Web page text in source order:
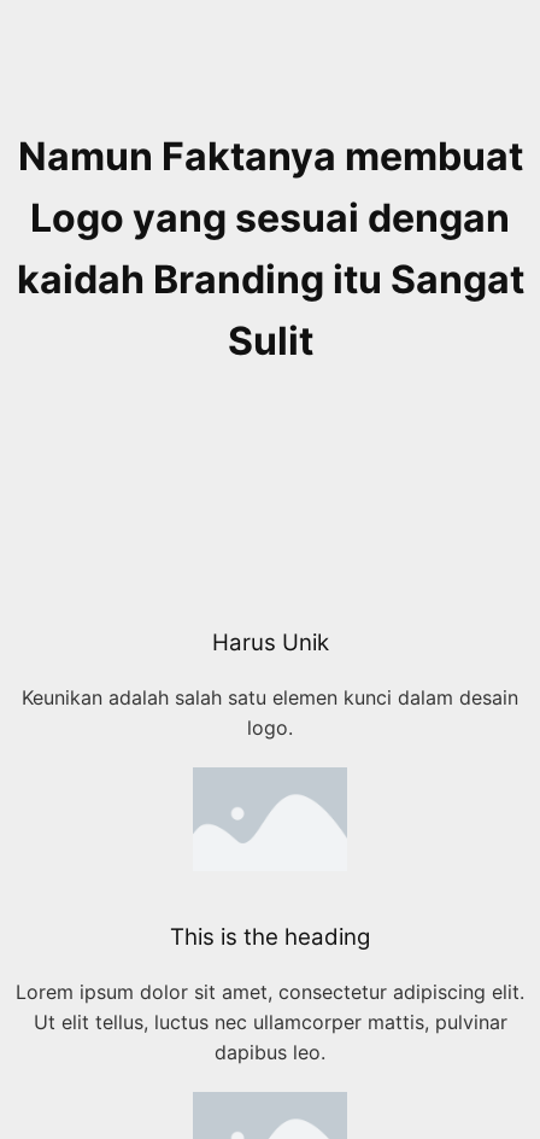
Namun Faktanya membuat
Logo yang sesuai dengan
kaidah Branding itu Sangat
Sulit
Harus Unik
Keunikan adalah salah satu elemen kunci dalam desain
logo.
This is the heading
Lorem ipsum dolor sit amet, consectetur adipiscing elit.
Ut elit tellus, luctus nec ullamcorper mattis, pulvinar
dapibus leo.